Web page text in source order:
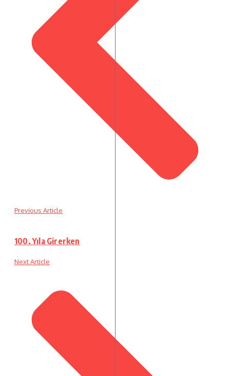
Previous Article
100. Yıla Girerken
Next Article